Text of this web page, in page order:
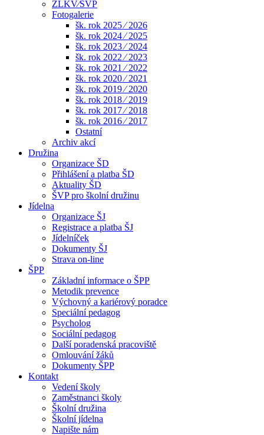
ZLKV⁄ŠVP
Fotogalerie
šk. rok 2025 ⁄ 2026
šk. rok 2024 ⁄ 2025
šk. rok 2023 ⁄ 2024
šk. rok 2022 ⁄ 2023
šk. rok 2021 ⁄ 2022
šk. rok 2020 ⁄ 2021
šk. rok 2019 ⁄ 2020
šk. rok 2018 ⁄ 2019
šk. rok 2017 ⁄ 2018
šk. rok 2016 ⁄ 2017
Ostatní
Archiv akcí
Družina
Organizace ŠD
Přihlášení a platba ŠD
Aktuality ŠD
ŠVP pro školní družinu
Jídelna
Organizace ŠJ
Registrace a platba ŠJ
Jídelníček
Dokumenty ŠJ
Strava on-line
ŠPP
Základní informace o ŠPP
Metodik prevence
Výchovný a kariérový poradce
Speciální pedagog
Psycholog
Sociální pedagog
Další poradenská pracoviště
Omlouvání žáků
Dokumenty ŠPP
Kontakt
Vedení školy
Zaměstnanci školy
Školní družina
Školní jídelna
Napište nám